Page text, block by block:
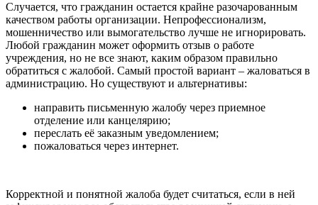
Случается, что гражданин остается крайне разочарованным
качеством работы организации. Непрофессионализм,
мошенничество или вымогательство лучше не игнорировать.
Любой гражданин может оформить отзыв о работе
учреждения, но не все знают, каким образом правильно
обратиться с жалобой. Самый простой вариант – жаловаться в
администрацию. Но существуют и альтернативы:
направить письменную жалобу через приемное
отделение или канцелярию;
переслать её заказным уведомлением;
пожаловаться через интернет.
Корректной и понятной жалоба будет считаться, если в ней